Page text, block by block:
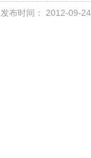
发布时间： 2012-09-